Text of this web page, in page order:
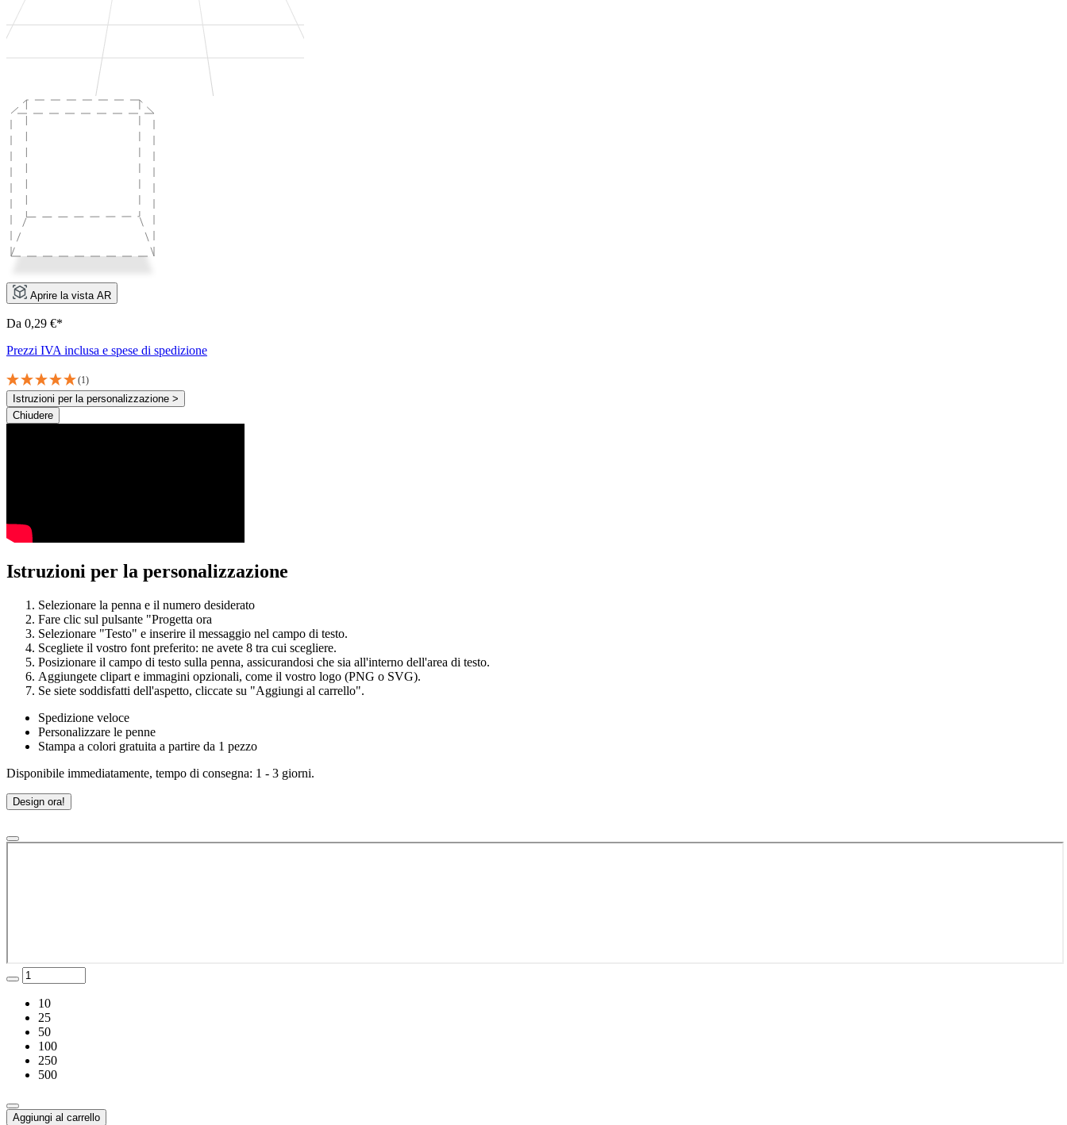
Aprire la vista AR
Da 0,29 €*
Prezzi IVA inclusa e spese di spedizione
(1)
Istruzioni per la personalizzazione >
Chiudere
Istruzioni per la personalizzazione
Selezionare la penna e il numero desiderato
Fare clic sul pulsante "Progetta ora
Selezionare "Testo" e inserire il messaggio nel campo di testo.
Scegliete il vostro font preferito: ne avete 8 tra cui scegliere.
Posizionare il campo di testo sulla penna, assicurandosi che sia all'interno dell'area di testo.
Aggiungete clipart e immagini opzionali, come il vostro logo (PNG o SVG).
Se siete soddisfatti dell'aspetto, cliccate su "Aggiungi al carrello".
Spedizione veloce
Personalizzare le penne
Stampa a colori gratuita a partire da 1 pezzo
Disponibile immediatamente, tempo di consegna: 1 - 3 giorni.
Design ora!
10
25
50
100
250
500
Aggiungi al carrello